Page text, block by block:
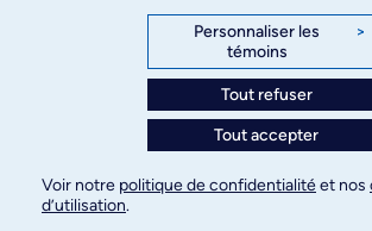
des relations publiques
3744, rue Jean-Brillant, bureau 490
Montréal (Québec) H3T 1P1
Paramètres des témoins
© Université de Montréal, 2026. Tous droits
Personnaliser les
témoins
>
Tout refuser
Tout accepter
Voir notre politique de confidentialitéet nos
d’utilisation.